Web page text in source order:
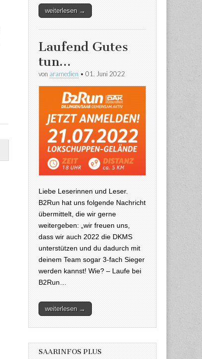
weiterlesen →
Laufend Gutes
tun…
von aramedien • 01. Juni 2022
Liebe Leserinnen und Leser.
B2Run hat uns folgende Nachricht
übermittelt, die wir gerne
weitergeben: „wir freuen uns,
dass wir auch 2022 die DKMS
unterstützen und du dadurch mit
deinem Team sogar 3-fach Sieger
werden kannst! Wie? – Laufe bei
B2Run…
weiterlesen →
SAARINFOS PLUS